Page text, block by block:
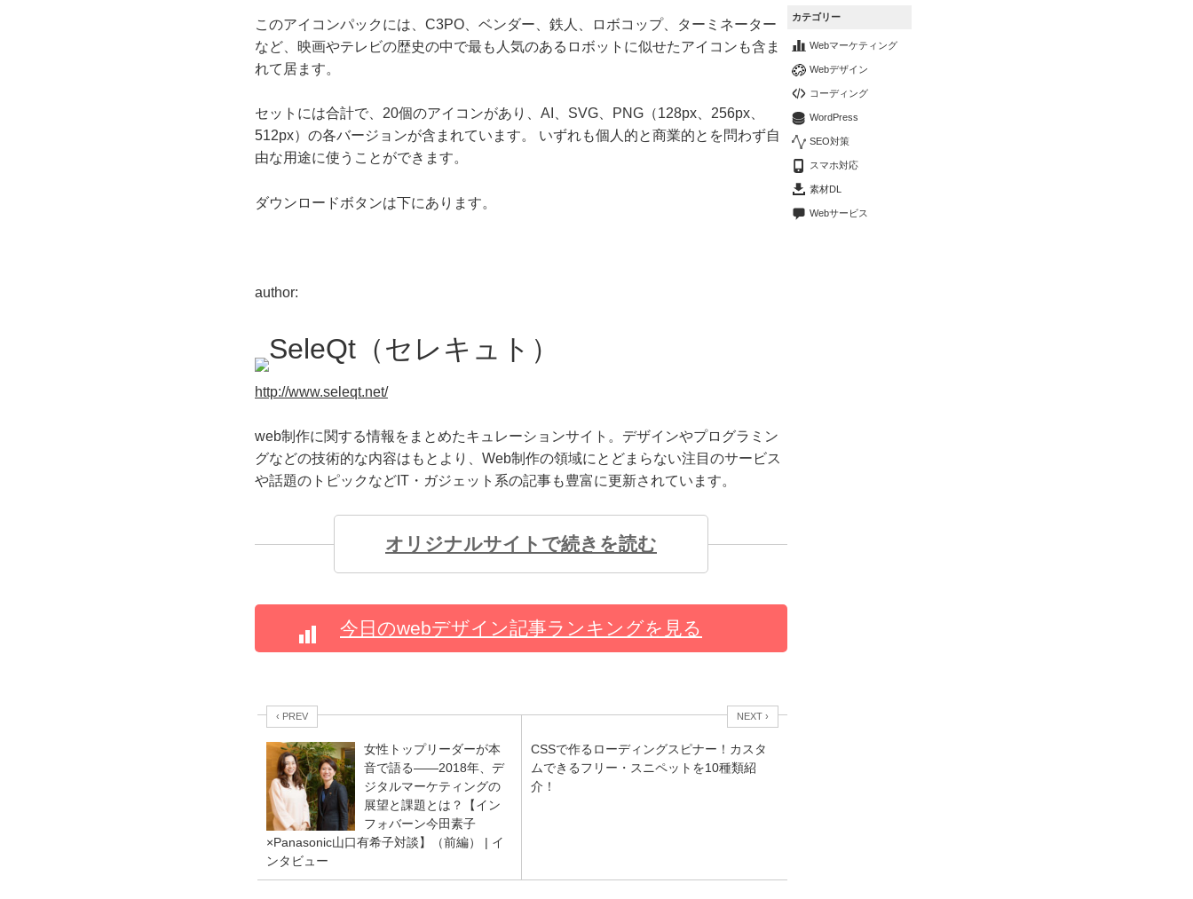
このアイコンパックには、C3PO、ベンダー、鉄人、ロボコップ、ターミネーター
など、映画やテレビの歴史の中で最も人気のあるロボットに似せたアイコンも含ま
れて居ます。
セットには合計で、20個のアイコンがあり、AI、SVG、PNG（128px、256px、
512px）の各バージョンが含まれています。 いずれも個人的と商業的とを問わず自
由な用途に使うことができます。
ダウンロードボタンは下にあります。
author:
SeleQt（セレキュト）
http://www.seleqt.net/
web制作に関する情報をまとめたキュレーションサイト。デザインやプログラミン
グなどの技術的な内容はもとより、Web制作の領域にとどまらない注目のサービス
や話題のトピックなどIT・ガジェット系の記事も豊富に更新されています。
オリジナルサイトで続きを読む
今日のwebデザイン記事ランキングを見る
‹ PREV
女性トップリーダーが本
音で語る――2018年、デ
ジタルマーケティングの
展望と課題とは？【イン
フォバーン今田素子
×Panasonic山口有希子対談】（前編） | イ
ンタビュー
NEXT ›
CSSで作るローディングスピナー！カスタ
ムできるフリー・スニペットを10種類紹
介！
カテゴリー
Webマーケティング
Webデザイン
コーディング
WordPress
SEO対策
スマホ対応
素材DL
Webサービス